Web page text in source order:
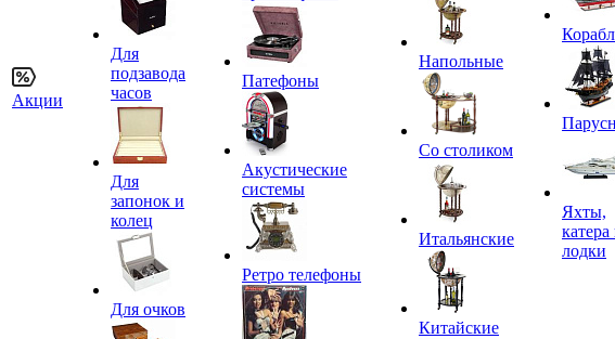
Акции
Для
подзавода
часов
Для
запонок и
колец
Для очков
Патефоны
Акустические
системы
Ретро телефоны
Напольные
Со столиком
Итальянские
Китайские
Яхты,
катера
лодки